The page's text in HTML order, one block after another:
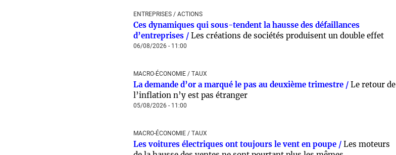
ENTREPRISES / ACTIONS
Ces dynamiques qui sous-tendent la hausse des défaillances
d’entreprises / Les créations de sociétés produisent un double effet
06/08/2026 - 11:00
MACRO-ÉCONOMIE / TAUX
La demande d’or a marqué le pas au deuxième trimestre / Le retour de
l’inflation n’y est pas étranger
05/08/2026 - 11:00
MACRO-ÉCONOMIE / TAUX
Les voitures électriques ont toujours le vent en poupe / Les moteurs